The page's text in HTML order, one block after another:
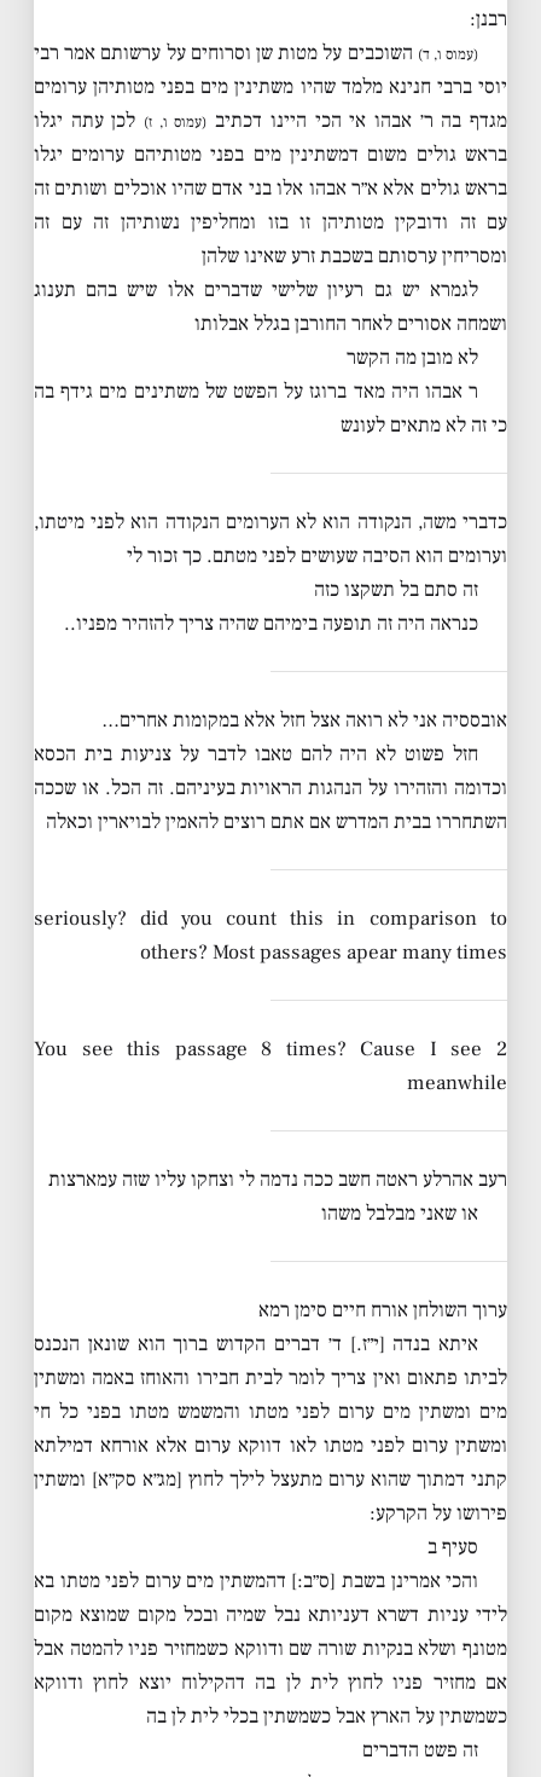
רבנן:
(עמוס ו, ד) השוכבים על מטות שן וסרוחים על ערשותם אמר רבי
יוסי ברבי חנינא מלמד שהיו משתינין מים בפני מטותיהן ערומים
מגדף בה ר׳ אבהו אי הכי היינו דכתיב (עמוס ו, ז) לכן עתה יגלו
בראש גולים משום דמשתינין מים בפני מטותיהם ערומים יגלו
בראש גולים אלא א״ר אבהו אלו בני אדם שהיו אוכלים ושותים זה
עם זה ודובקין מטותיהן זו בזו ומחליפין נשותיהן זה עם זה
ומסריחין ערסותם בשכבת זרע שאינו שלהן
לגמרא יש גם רעיון שלישי שדברים אלו שיש בהם תענוג
ושמחה אסורים לאחר החורבן בגלל אבלותו
לא מובן מה הקשר
ר אבהו היה מאד ברוגז על הפשט של משתינים מים גידף בה
כי זה לא מתאים לעונש
כדברי משה, הנקודה הוא לא הערומים הנקודה הוא לפני מיטתו,
וערומים הוא הסיבה שעושים לפני מטתם. כך זכור לי
זה סתם בל תשקצו כזה
כנראה היה זה תופעה בימיהם שהיה צריך להזהיר מפניו..
אובססיה אני לא רואה אצל חזל אלא במקומות אחרים…
חזל פשוט לא היה להם טאבו לדבר על צניעות בית הכסא
וכדומה והזהירו על הנהגות הראויות בעיניהם. זה הכל. או שככה
השתחררו בבית המדרש אם אתם רוצים להאמין לבויארין וכאלה
seriously? did you count this in comparison to
others? Most passages apear many times
You see this passage 8 times? Cause I see 2
meanwhile
רעב אהרלע ראטה חשב ככה נדמה לי וצחקו עליו שזה עמארצות
או שאני מבלבל משהו
ערוך השולחן אורח חיים סימן רמא
איתא בנדה [י״ז.] ד׳ דברים הקדוש ברוך הוא שונאן הנכנס
לביתו פתאום ואין צריך לומר לבית חבירו והאוחז באמה ומשתין
מים ומשתין מים ערום לפני מטתו והמשמש מטתו בפני כל חי
ומשתין ערום לפני מטתו לאו דווקא ערום אלא אורחא דמילתא
קתני דמתוך שהוא ערום מתעצל לילך לחוץ [מג״א סק״א] ומשתין
פירושו על הקרקע:
סעיף ב
והכי אמרינן בשבת [ס״ב:] דהמשתין מים ערום לפני מטתו בא
לידי עניות דשרא דעניותא נבל שמיה ובכל מקום שמוצא מקום
מטונף ושלא בנקיות שורה שם ודווקא כשמחזיר פניו להמטה אבל
אם מחזיר פניו לחוץ לית לן בה דהקילוח יוצא לחוץ ודווקא
כשמשתין על הארץ אבל כשמשתין בכלי לית לן בה
זה פשט הדברים